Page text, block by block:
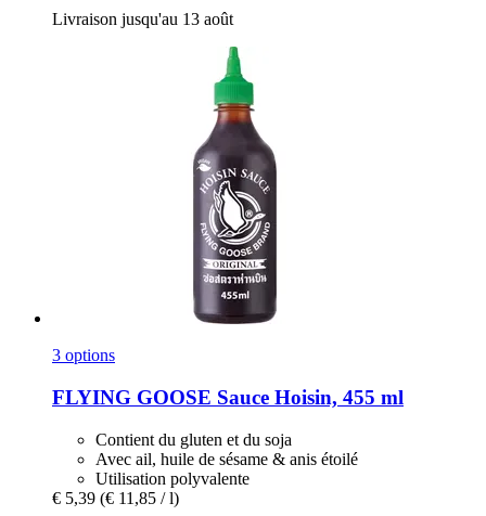
Livraison jusqu'au 13 août
3 options
FLYING GOOSE Sauce Hoisin, 455 ml
Contient du gluten et du soja
Avec ail, huile de sésame & anis étoilé
Utilisation polyvalente
€ 5,39 (€ 11,85 / l)